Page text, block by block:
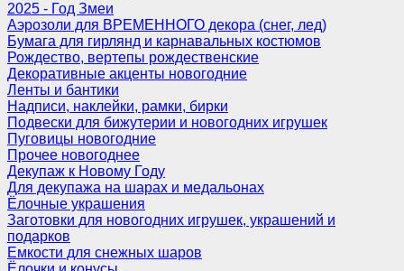
2025 - Год Змеи
Аэрозоли для ВРЕМЕННОГО декора (снег, лед)
Бумага для гирлянд и карнавальных костюмов
Рождество, вертепы рождественские
Декоративные акценты новогодние
Ленты и бантики
Надписи, наклейки, рамки, бирки
Подвески для бижутерии и новогодних игрушек
Пуговицы новогодние
Прочее новогоднее
Декупаж к Новому Году
Для декупажа на шарах и медальонах
Ёлочные украшения
Заготовки для новогодних игрушек, украшений и
подарков
Емкости для снежных шаров